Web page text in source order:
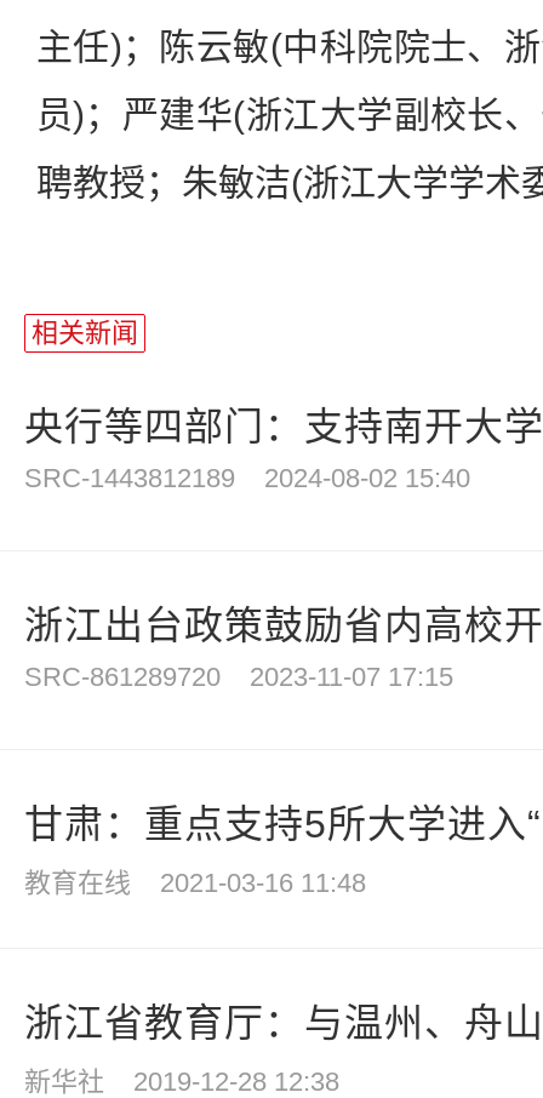
主任)；陈云敏(中科院院士、
员)；严建华(浙江大学副校长
聘教授；朱敏洁(浙江大学学术
相关新闻
央行等四部门：支持南开大
SRC-1443812189 2024-08-02 15:40
浙江出台政策鼓励省内高校
SRC-861289720 2023-11-07 17:15
甘肃：重点支持5所大学进入
教育在线 2021-03-16 11:48
浙江省教育厅：与温州、舟
新华社 2019-12-28 12:38